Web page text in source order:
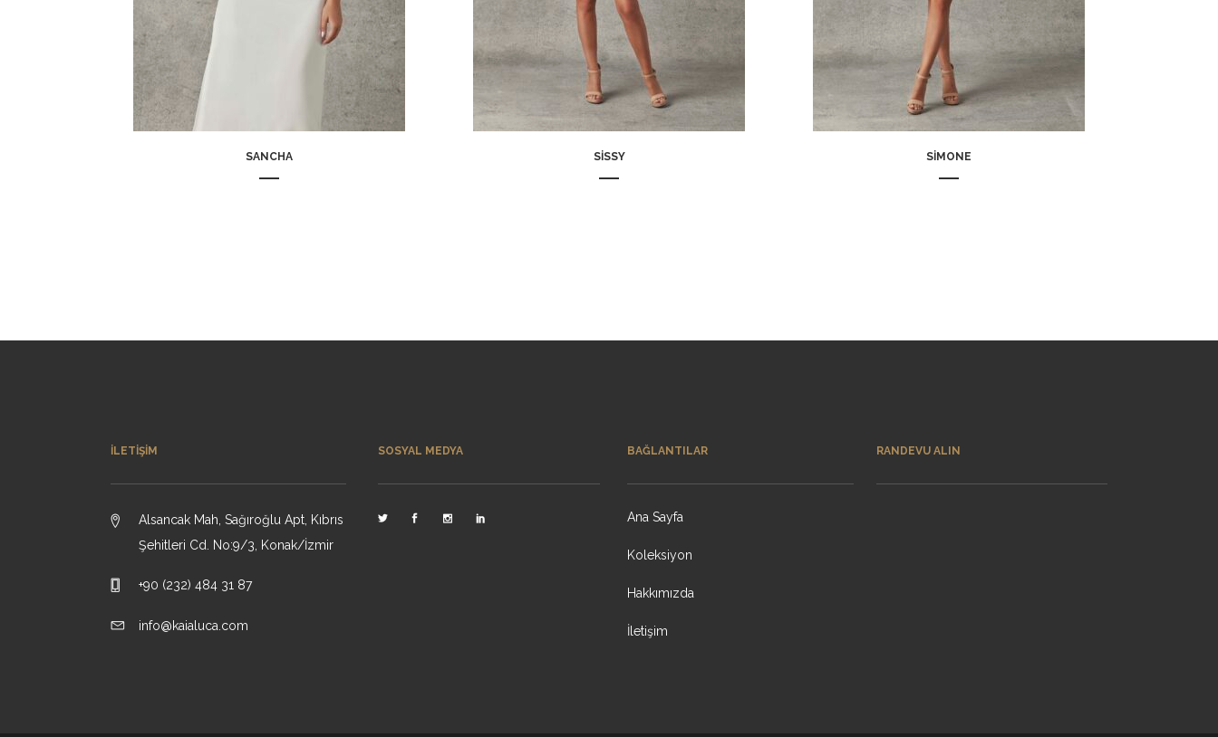
SANCHA SISSY SIMONE
İLETIŞIM
Alsancak Mah, Sağıroğlu Apt, Kıbrıs
Şehitleri Cd. No:9/3, Konak/İzmir
+90 (232) 484 31 87
info@kaialuca.com
SOSYAL MEDYA BAĞLANTILAR
Ana Sayfa
Koleksiyon
Hakkımızda
İletişim
RANDEVU ALIN